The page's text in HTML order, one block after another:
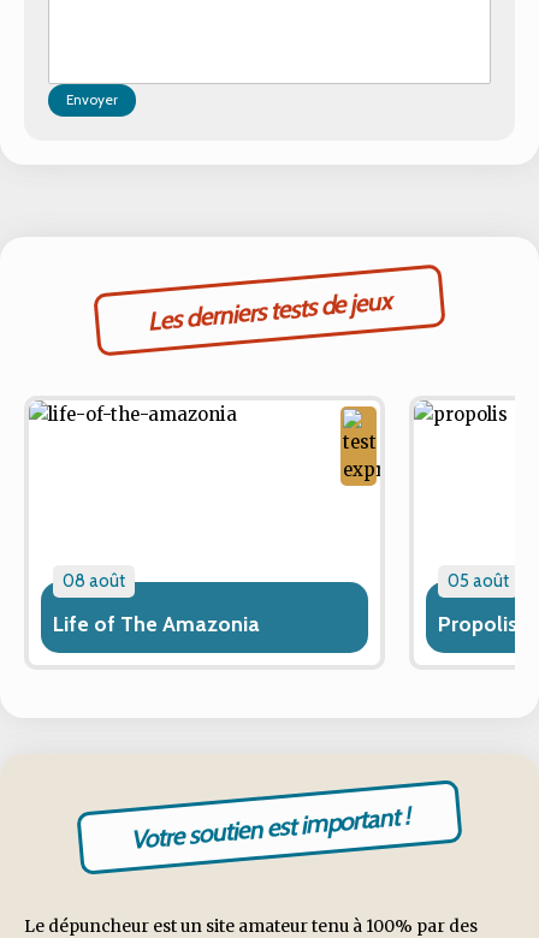
Envoyer
Les derniers tests de jeux
08 août
Life of The Amazonia
05 août
Propolis
Votre soutien est important !
Le dépuncheur est un site amateur tenu à 100% par des